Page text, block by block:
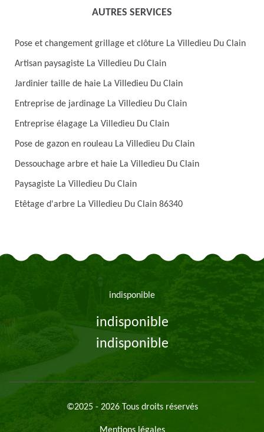
AUTRES SERVICES
Pose et changement grillage et clôture La Villedieu Du Clain
Artisan paysagiste La Villedieu Du Clain
Jardinier taille de haie La Villedieu Du Clain
Entreprise de jardinage La Villedieu Du Clain
Entreprise élagage La Villedieu Du Clain
Pose de gazon en rouleau La Villedieu Du Clain
Dessouchage arbre et haie La Villedieu Du Clain
Paysagiste La Villedieu Du Clain
Etêtage d'arbre La Villedieu Du Clain 86340
indisponible
indisponible
indisponible
©2025 - 2026 Tous droits réservés